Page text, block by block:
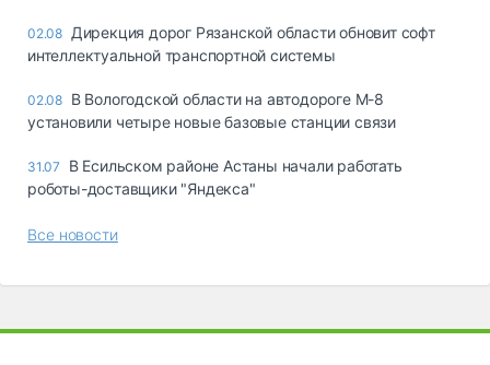
02.08 Дирекция дорог Рязанской области обновит софт
интеллектуальной транспортной системы
02.08 В Вологодской области на автодороге М-8
установили четыре новые базовые станции связи
31.07
В Есильском районе Астаны начали работать
роботы-доставщики "Яндекса"
Все новости